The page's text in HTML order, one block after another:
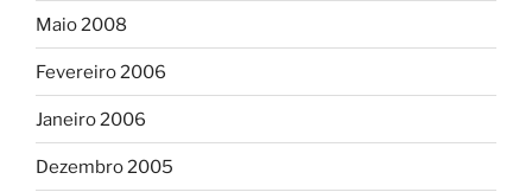
Maio 2008
Fevereiro 2006
Janeiro 2006
Dezembro 2005